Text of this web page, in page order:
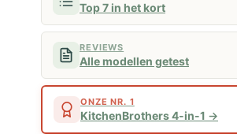
Top 7 in het kort
REVIEWS
Alle modellen getest
ONZE NR. 1
KitchenBrothers 4-in-1